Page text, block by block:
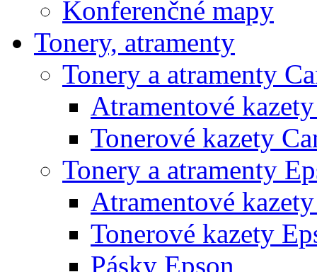
Konferenčné mapy
Tonery, atramenty
Tonery a atramenty
Atramentové
Tonerové kazety
Tonery a atramenty
Atramentové
Tonerové kazety
Pásky Epson